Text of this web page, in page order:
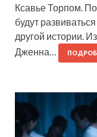
Ксавье Торпом.
будут
другой истории.
Дженна…